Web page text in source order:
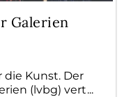
Galerien
Kunst. Der
(lvbg) vert